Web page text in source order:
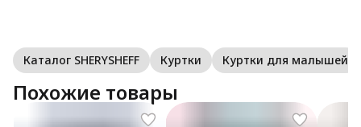
Каталог SHERYSHEFF Куртки Куртки для малышей
Похожие товары